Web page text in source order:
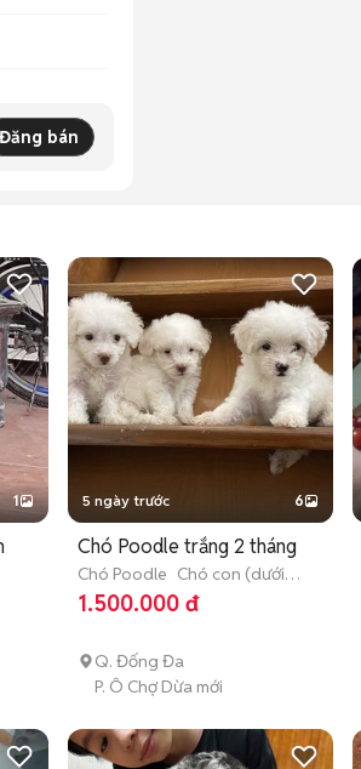
Đăng bán
1 5 ngày trước 6
Chó Poodle trắng 2 tháng
Chó Poodle Chó con (dưới 3
tháng tuổi)
1.500.000 đ
Q. Đống Đa
P. Ô Chợ Dừa mới